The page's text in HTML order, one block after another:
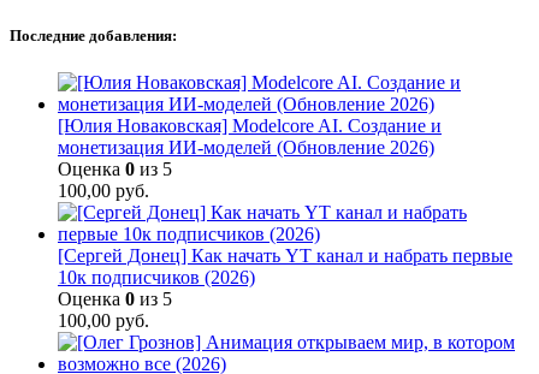
Последние добавления:
[Юлия Новаковская] Modelcore AI. Создание и
монетизация ИИ-моделей (Обновление 2026)
Оценка 0 из 5
100,00 руб.
[Сергей Донец] Как начать YT канал и набрать первые
10к подписчиков (2026)
Оценка 0 из 5
100,00 руб.